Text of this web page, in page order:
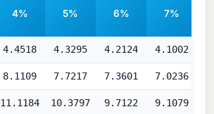
4% 5% 6% 7%
4.4518 4.3295 4.2124 4.1002
8.1109 7.7217 7.3601 7.0236
11.1184 10.3797 9.7122 9.1079